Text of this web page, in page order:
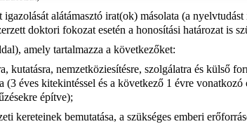
igazolását alátámasztó irat(ok) másolata (a
doktori fokozat esetén a honosítási határozat is
amely tartalmazza a következőket:
kutatásra, nemzetköziesítésre, szolgálatra és külső
(3 éves kitekintéssel és a következő 1 évre
építve);
kereteinek bemutatása, a szükséges emberi